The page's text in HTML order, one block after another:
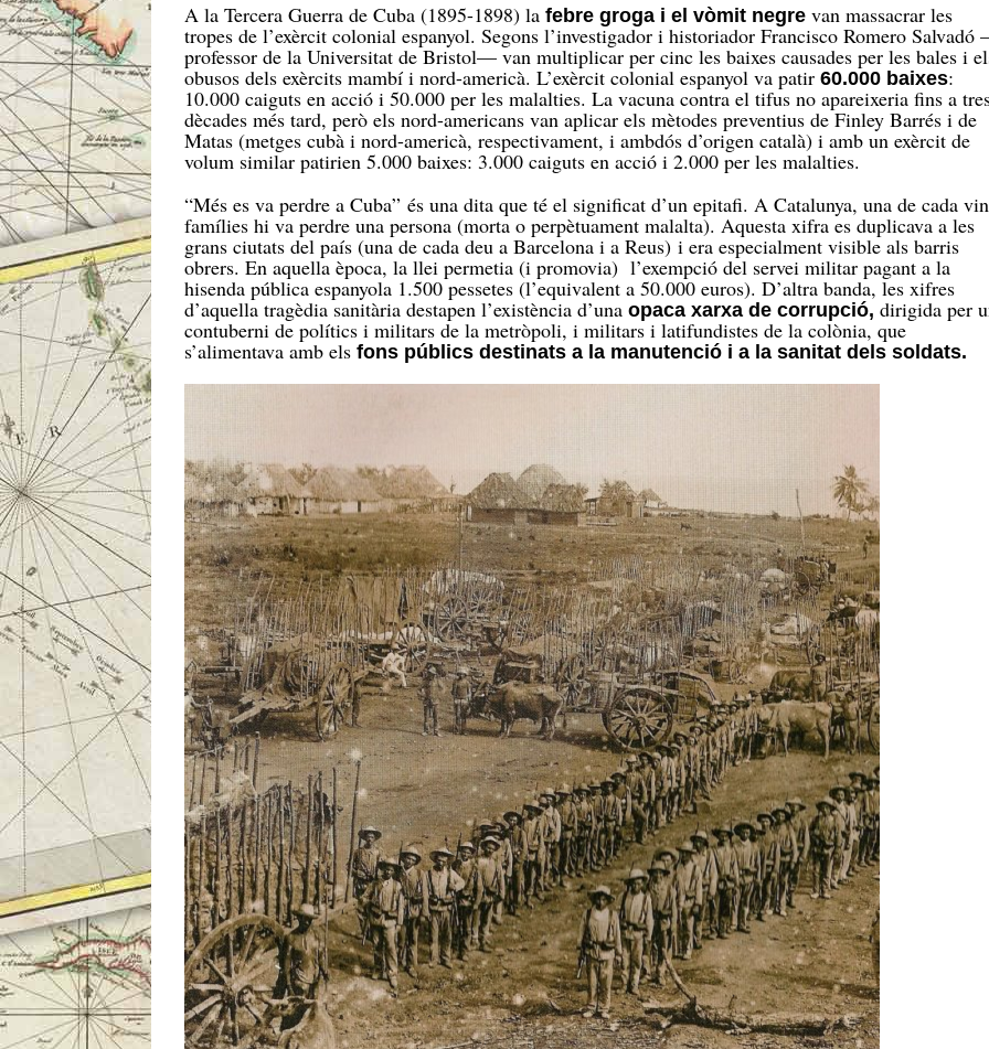
A la Tercera Guerra de Cuba (1895-1898) la febre groga i el vòmit negre van massacrar les
tropes de l’exèrcit colonial espanyol. Segons l’investigador i historiador Francisco Romero
professor de la Universitat de Bristol— van multiplicar per cinc les baixes causades per les bales i
obusos dels exèrcits mambí i nord-americà. L’exèrcit colonial espanyol va patir 60.000 baixes:
10.000 caiguts en acció i 50.000 per les malalties. La vacuna contra el tifus no apareixeria fins a
dècades més tard, però els nord-americans van aplicar els mètodes preventius de Finley Barrés i de
Matas (metges cubà i nord-americà, respectivament, i ambdós d’origen català) i amb un exèrcit de
volum similar patirien 5.000 baixes: 3.000 caiguts en acció i 2.000 per les malalties.
“Més es va perdre a Cuba” és una dita que té el significat d’un epitafi. A Catalunya, una de cada
famílies hi va perdre una persona (morta o perpètuament malalta). Aquesta xifra es duplicava a les
grans ciutats del país (una de cada deu a Barcelona i a Reus) i era especialment visible als barris
obrers. En aquella època, la llei permetia (i promovia) l’exempció del servei militar pagant a la
hisenda pública espanyola 1.500 pessetes (l’equivalent a 50.000 euros). D’altra banda, les xifres
d’aquella tragèdia sanitària destapen l’existència d’una opaca xarxa de corrupció, dirigida per
contuberni de polítics i militars de la metròpoli, i militars i latifundistes de la colònia, que
s’alimentava amb els fons públics destinats a la manutenció i a la sanitat dels soldats.